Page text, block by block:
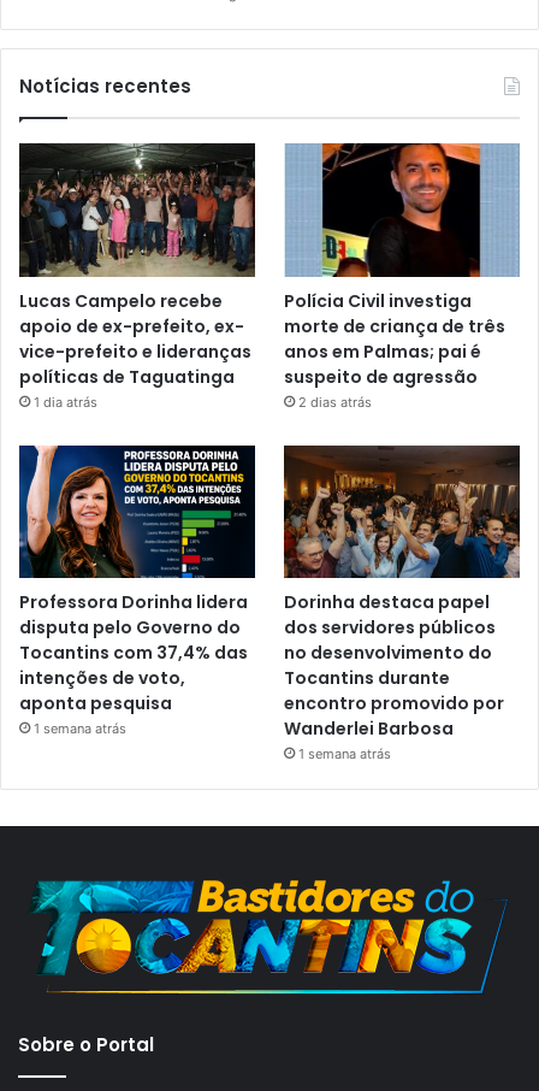
Notícias recentes
Lucas Campelo recebe
apoio de ex-prefeito, ex-
vice-prefeito e lideranças
políticas de Taguatinga
1 dia atrás
Polícia Civil investiga
morte de criança de três
anos em Palmas; pai é
suspeito de agressão
2 dias atrás
Professora Dorinha lidera
disputa pelo Governo do
Tocantins com 37,4% das
intenções de voto,
aponta pesquisa
1 semana atrás
Dorinha destaca papel
dos servidores públicos
no desenvolvimento do
Tocantins durante
encontro promovido por
Wanderlei Barbosa
1 semana atrás
Sobre o Portal